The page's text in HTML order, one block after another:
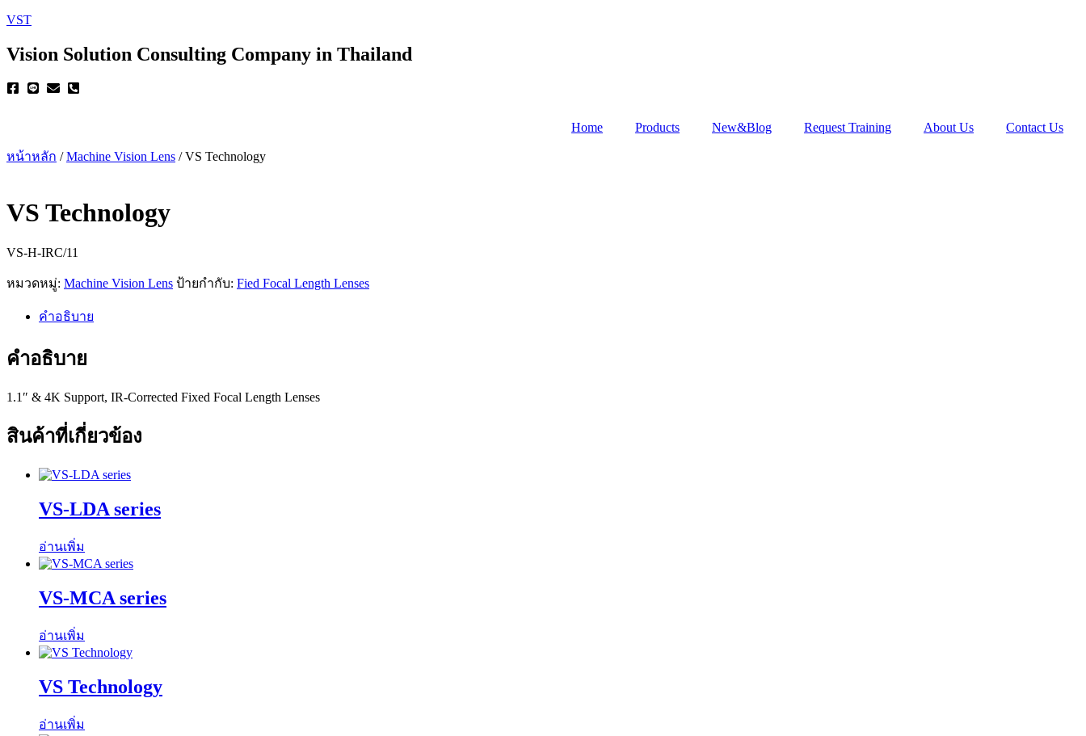
VST
Vision Solution Consulting Company in Thailand
Home Products New&Blog Request Training About Us Contact Us
หน้าหลัก /Machine Vision Lens / VS Technology
VS Technology
VS-H-IRC/11
หมวดหมู่: Machine Vision Lens ป้ายกำกับ: Fied Focal Length Lenses
คำอธิบาย
คำอธิบาย
1.1″ & 4K Support, IR-Corrected Fixed Focal Length Lenses
สินค้าที่เกี่ยวข้อง
VS-LDA series
อ่านเพิ่ม
VS-MCA series
อ่านเพิ่ม
VS Technology
อ่านเพิ่ม